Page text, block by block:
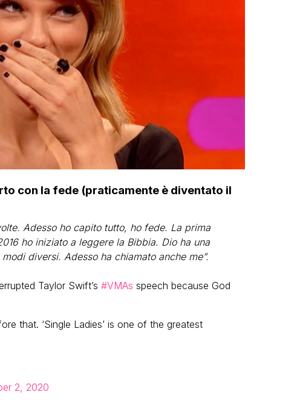
con la fede (praticamente è diventato il
Adesso ho capito tutto, ho fede. La prima
ho iniziato a leggere la Bibbia. Dio ha una
diversi. Adesso ha chiamato anche me”.
Taylor Swift’s #VMAs speech because God
that. ‘Single Ladies’ is one of the greatest
2, 2020